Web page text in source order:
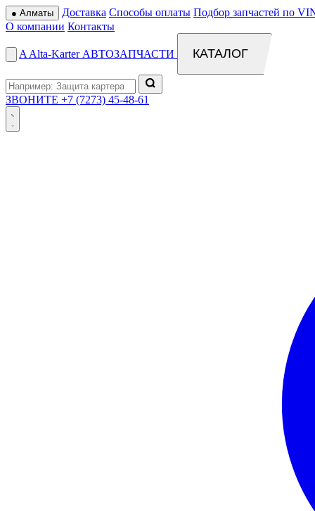
● Алматы Доставка Способы оплаты Подбор запчастей по
О компании Контакты
A Alta-Karter АВТОЗАПЧАСТИ КАТАЛОГ
ЗВОНИТЕ +7 (7273) 45-48-61